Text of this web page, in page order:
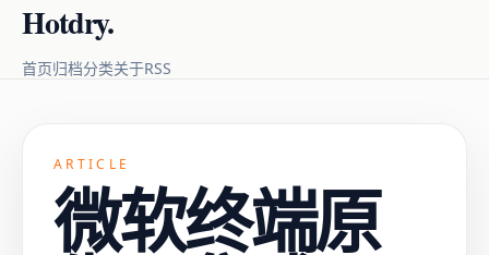
Hotdry.
首页归档分类关于RSS
ARTICLE
微软终端原